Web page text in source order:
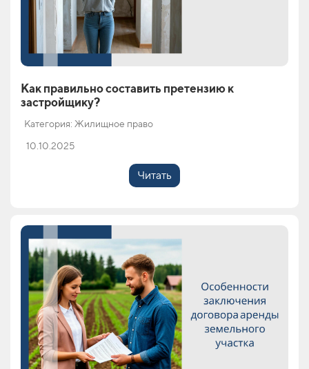
Как правильно составить претензию к
застройщику?
Категория: Жилищное право
10.10.2025
Читать